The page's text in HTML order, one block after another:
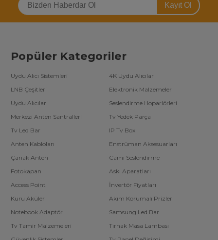
değişim göstermektedir.
Kayıt Ol
Popüler Kategoriler
Uydu Alıcı Sistemleri
4K Uydu Alıcılar
LNB Çeşitleri
Elektronik Malzemeler
Uydu Alıcılar
Seslendirme Hoparlörleri
Merkezi Anten Santralleri
Tv Yedek Parça
Tv Led Bar
IP Tv Box
Anten Kabloları
Enstrüman Aksesuarları
Çanak Anten
Cami Seslendirme
Fotokapan
Askı Aparatları
Access Point
İnvertör Fiyatları
Kuru Aküler
Akım Korumalı Prizler
Notebook Adaptör
Samsung Led Bar
Tv Tamir Malzemeleri
Tırnak Masa Lambası